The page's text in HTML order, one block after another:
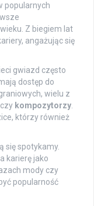
popularnych
Z biegiem lat
angażując się
gwiazd często
dostęp do
wielu z
czy kompozytorzy.
którzy również
się spotykamy.
karierę jako
mody czy
popularność